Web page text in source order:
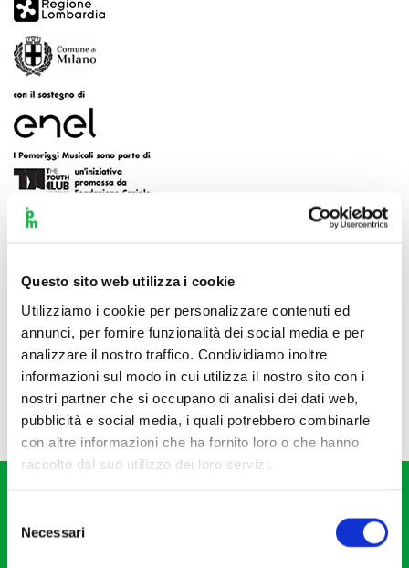
Questo sito web utilizza i cookie
Utilizziamo i cookie per personalizzare contenuti ed
annunci, per fornire funzionalità dei social media e per
analizzare il nostro traffico. Condividiamo inoltre
informazioni sul modo in cui utilizza il nostro sito con i
nostri partner che si occupano di analisi dei dati web,
pubblicità e social media, i quali potrebbero combinarle
con altre informazioni che ha fornito loro o che hanno
raccolto dal suo utilizzo dei loro servizi.
delNecessari